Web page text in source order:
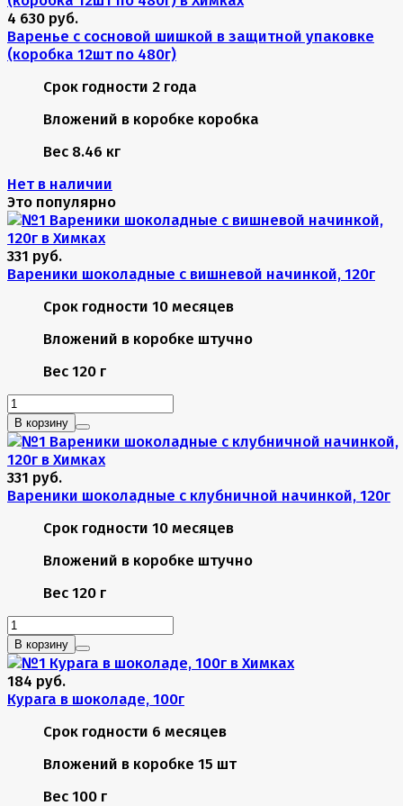
4 630 руб.
Варенье с сосновой шишкой в защитной упаковке
(коробка 12шт по 480г)
Срок годности 2 года
Вложений в коробке коробка
Вес 8.46 кг
Нет в наличии
Это популярно
331 руб.
Вареники шоколадные с вишневой начинкой, 120г
Срок годности 10 месяцев
Вложений в коробке штучно
Вес 120 г
В корзину
331 руб.
Вареники шоколадные с клубничной начинкой, 120г
Срок годности 10 месяцев
Вложений в коробке штучно
Вес 120 г
В корзину
184 руб.
Курага в шоколаде, 100г
Срок годности 6 месяцев
Вложений в коробке 15 шт
Вес 100 г